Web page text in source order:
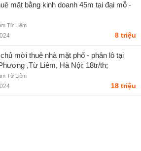
mặt bằng kinh doanh 45m tại đại mỗ -
Từ Liêm
8 triệu
mời thuê nhà mặt phố - phân lô tại
,Từ Liêm, Hà Nội; 18tr/th;
- sanviet2024
Từ Liêm
18 triệu